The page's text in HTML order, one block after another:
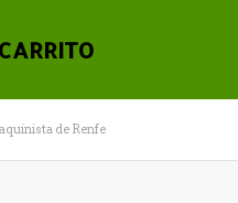
CARRITO
de Renfe